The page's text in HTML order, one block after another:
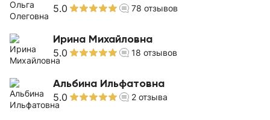
5.0 78 отзывов
Ирина Михайловна
5.0 18 отзывов
Альбина Ильфатовна
5.0 2 отзыва